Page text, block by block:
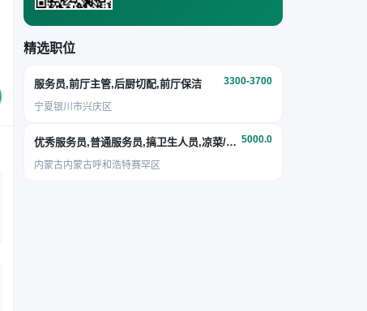
精选职位
服务员,前厅主管,后厨切配,前厅保洁 3300-3700
宁夏银川市兴庆区
优秀服务员,普通服务员,搞卫生人员,凉菜/面点 5000.0
内蒙古内蒙古呼和浩特赛罕区